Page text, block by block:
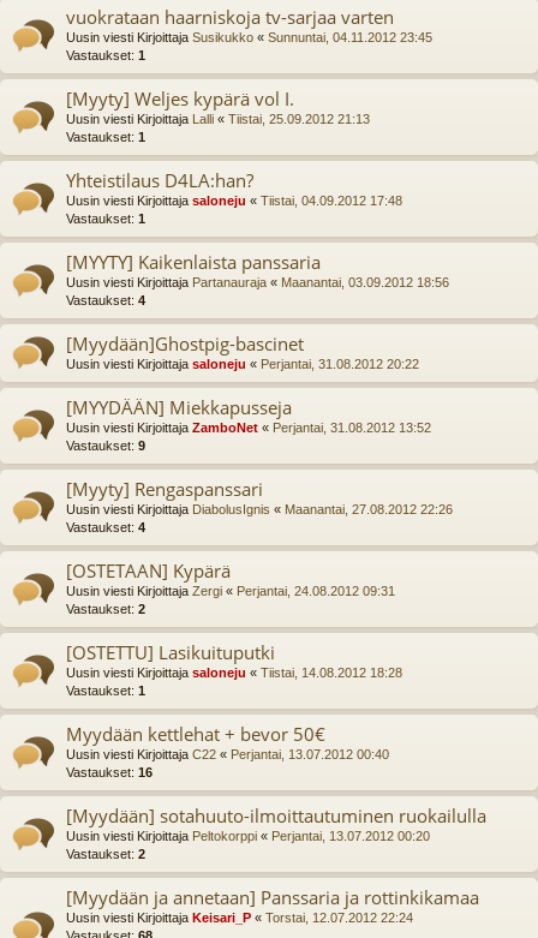
vuokrataan haarniskoja tv-sarjaa varten
Uusin viesti Kirjoittaja Susikukko « Sunnuntai, 04.11.2012 23:45
Vastaukset: 1
[Myyty] Weljes kypärä vol I.
Uusin viesti Kirjoittaja Lalli « Tiistai, 25.09.2012 21:13
Vastaukset: 1
Yhteistilaus D4LA:han?
Uusin viesti Kirjoittaja saloneju « Tiistai, 04.09.2012 17:48
Vastaukset: 1
[MYYTY] Kaikenlaista panssaria
Uusin viesti Kirjoittaja Partanauraja « Maanantai, 03.09.2012 18:56
Vastaukset: 4
[Myydään]Ghostpig-bascinet
Uusin viesti Kirjoittaja saloneju « Perjantai, 31.08.2012 20:22
[MYYDÄÄN] Miekkapusseja
Uusin viesti Kirjoittaja ZamboNet « Perjantai, 31.08.2012 13:52
Vastaukset: 9
[Myyty] Rengaspanssari
Uusin viesti Kirjoittaja DiabolusIgnis « Maanantai, 27.08.2012 22:26
Vastaukset: 4
[OSTETAAN] Kypärä
Uusin viesti Kirjoittaja Zergi « Perjantai, 24.08.2012 09:31
Vastaukset: 2
[OSTETTU] Lasikuituputki
Uusin viesti Kirjoittaja saloneju « Tiistai, 14.08.2012 18:28
Vastaukset: 1
Myydään kettlehat + bevor 50€
Uusin viesti Kirjoittaja C22 « Perjantai, 13.07.2012 00:40
Vastaukset: 16
[Myydään] sotahuuto-ilmoittautuminen ruokailulla
Uusin viesti Kirjoittaja Peltokorppi « Perjantai, 13.07.2012 00:20
Vastaukset: 2
[Myydään ja annetaan] Panssaria ja rottinkikamaa
Uusin viesti Kirjoittaja Keisari_P « Torstai, 12.07.2012 22:24